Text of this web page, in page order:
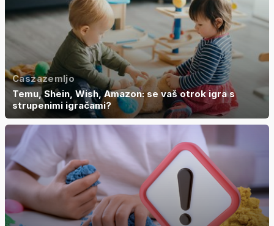
Caszazemljo
Temu, Shein, Wish, Amazon: se vaš otrok igra s
strupenimi igračami?